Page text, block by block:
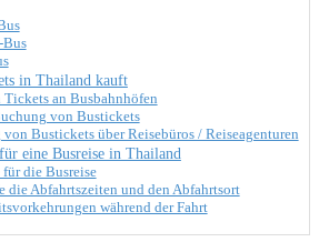
Bus
in Thailand kauft
an Busbahnhöfen
von Bustickets
Bustickets über Reisebüros / Reiseagenturen
eine Busreise in Thailand
die Busreise
die Abfahrtszeiten und den Abfahrtsort
während der Fahrt